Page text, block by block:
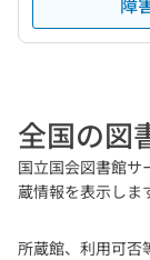
全国の図
国立国会図書館サ
蔵情報を表示しま
所蔵館、利用可否